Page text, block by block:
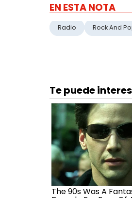
EN ESTA NOTA
Radio Rock And